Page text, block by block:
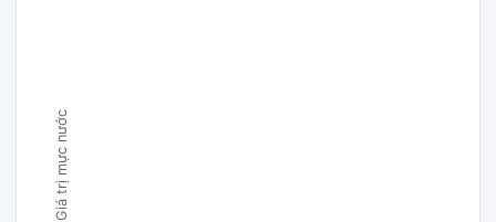
Giá trị mực nước